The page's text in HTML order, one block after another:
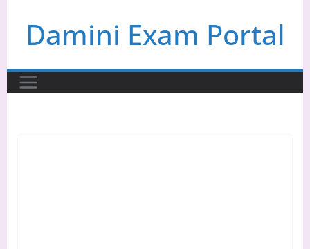
contentDamini Exam Portal